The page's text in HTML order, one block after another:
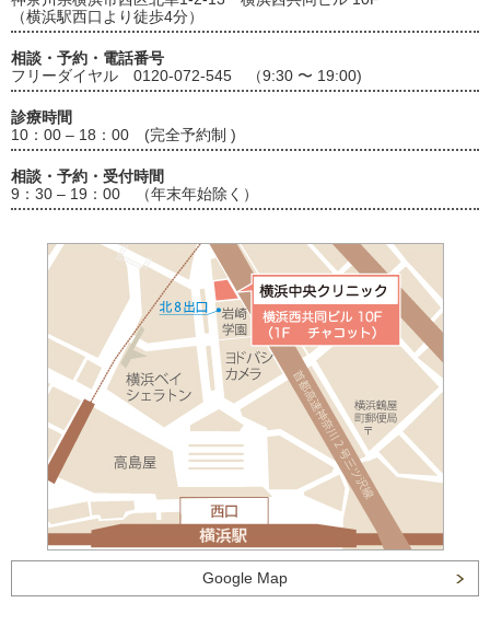
（横浜駅西口より徒歩4分）
相談・予約・電話番号
フリーダイヤル 0120-072-545 （9:30 〜 19:00)
診療時間
10：00 – 18：00 (完全予約制 )
相談・予約・受付時間
9：30 – 19：00 （年末年始除く）
Google Map